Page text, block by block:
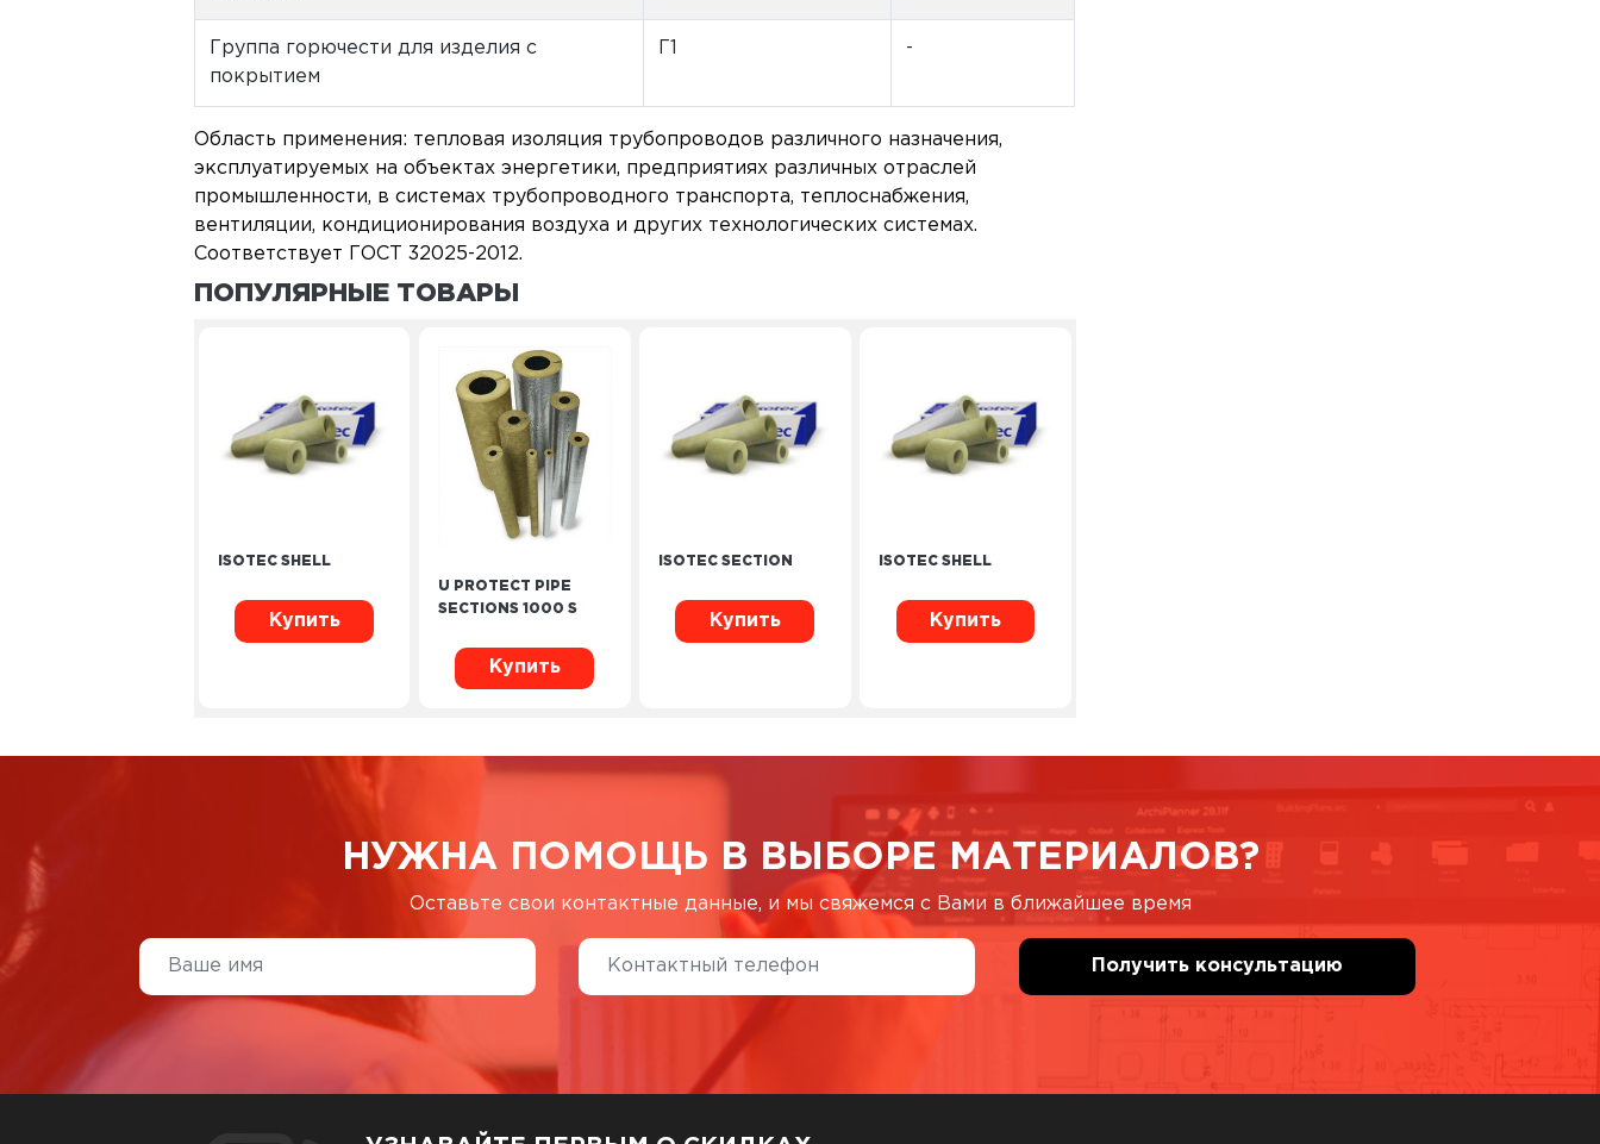
Группа горючести для изделия с
покрытием
-
Область применения: тепловая изоляция трубопроводов различного назначения,
эксплуатируемых на объектах энергетики, предприятиях различных отраслей
промышленности, в системах трубопроводного транспорта, теплоснабжения,
вентиляции, кондиционирования воздуха и других технологических системах.
Соответствует ГОСТ 32025-2012.
ПОПУЛЯРНЫЕ ТОВАРЫ
ISOTEC SHELL
Купить
U PROTECT PIPE
SECTIONS 1000 S
Купить
ISOTEC SECTION
Купить
ISOTEC SHELL
Купить
НУЖНА ПОМОЩЬ В ВЫБОРЕ МАТЕРИАЛОВ?
Оставьте свои контактные данные, и мы свяжемся с Вами в ближайшее время